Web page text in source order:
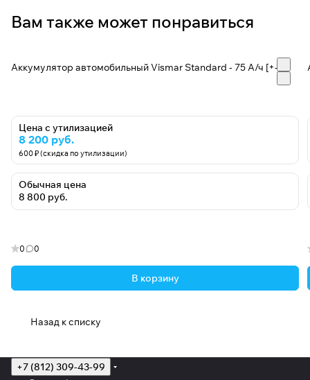
Вам также может понравиться
Аккумулятор автомобильный Vismar Standard - 75 А/ч [+-]
Цена с утилизацией
8 200 руб.
600 ₽ (скидка по утилизации)
Обычная цена
8 800 руб.
0 0
В корзину
Назад к списку
+7 (812) 309-43-99